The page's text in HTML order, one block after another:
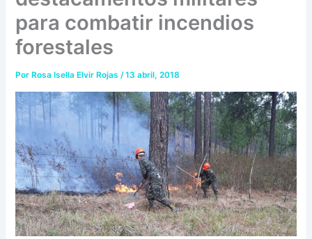
para combatir incendios
forestales
Por Rosa Isella Elvir Rojas/13 abril, 2018